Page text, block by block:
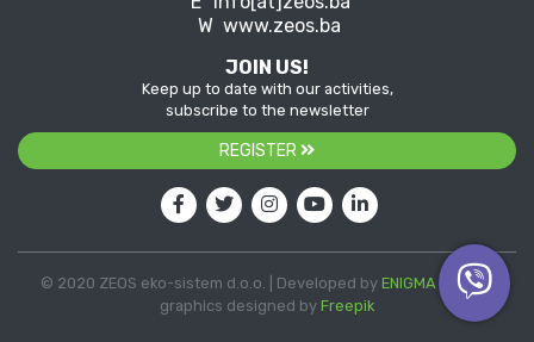
W www.zeos.ba
JOIN US!
Keep up to date with our activities,
subscribe to the newsletter
REGISTER
© 2020 ZEOS eko-sistem d.o.o. | Developed by ENIGMA| Vector
graphics designed by Freepik